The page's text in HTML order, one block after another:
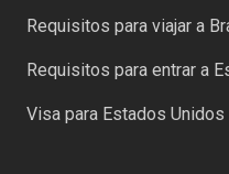
Requisitos para viajar a
Requisitos para entrar a
Visa para Estados Unidos